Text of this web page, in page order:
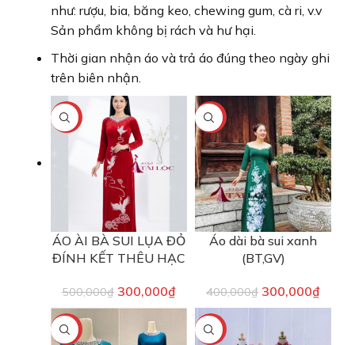
như: rượu, bia, băng keo, chewing gum, cà ri, v.v
Sản phẩm không bị rách và hư hại.
Thời gian nhận áo và trả áo đúng theo ngày ghi
trên biên nhận.
-40%
ÁO ÀI BÀ SUI LỤA ĐỎ
ĐÍNH KẾT THÊU HẠC
500,000₫ 300,000₫
-25%
Áo dài bà sui xanh
(BT,GV)
400,000₫ 300,000₫
-40% -40%